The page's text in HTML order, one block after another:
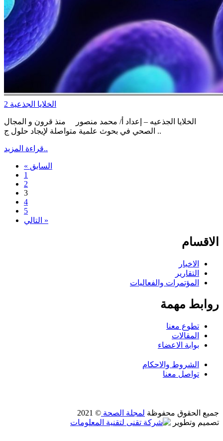
الخلايا الجذعية 2
الخلايا الجذعيه – إعداد أ/ محمد منصور منذ قرون و المجال
الصحي في بحوث علمية متواصلة لإيجاد حلول ج ..
قراءة المزيد..
« السابق
1
2
3
4
5
التالي »
الاقسام
الاخبار
التقارير
المؤتمرات والفعاليات
روابط مهمة
تطوع معنا
المقالات
بوابة الاعضاء
الشروط والاحكام
تواصل معنا
جميع الحقوق محفوظة لمجلة الصحة © 2021
تصميم وتطوير